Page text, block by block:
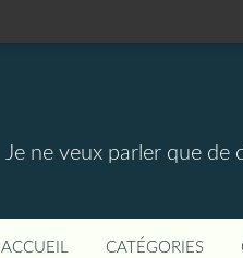
Je ne veux parler que de
ACCUEIL CATÉGORIES